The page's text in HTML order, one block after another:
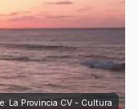
La Provincia CV - Cultura